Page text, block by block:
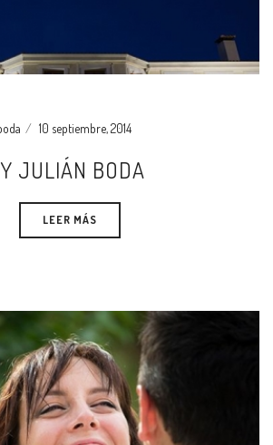
10 septiembre, 2014
JULIÁN BODA
LEER MÁS